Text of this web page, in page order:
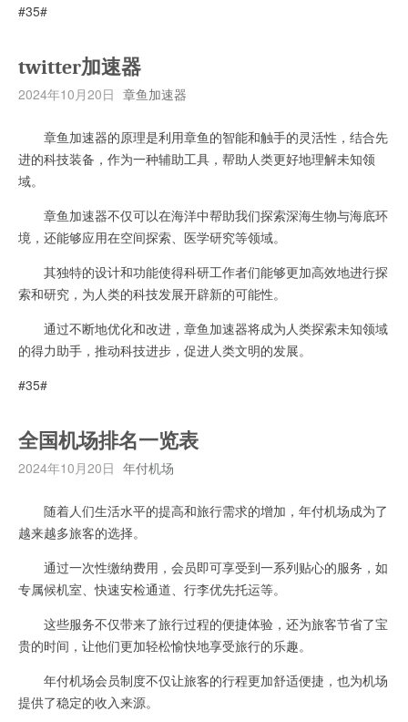
#35#
twitter加速器
2024年10月20日 章鱼加速器
章鱼加速器的原理是利用章鱼的智能和触手的灵活性，结合先
进的科技装备，作为一种辅助工具，帮助人类更好地理解未知领
域。
章鱼加速器不仅可以在海洋中帮助我们探索深海生物与海底环
境，还能够应用在空间探索、医学研究等领域。
其独特的设计和功能使得科研工作者们能够更加高效地进行探
索和研究，为人类的科技发展开辟新的可能性。
通过不断地优化和改进，章鱼加速器将成为人类探索未知领域
的得力助手，推动科技进步，促进人类文明的发展。
#35#
全国机场排名一览表
2024年10月20日 年付机场
随着人们生活水平的提高和旅行需求的增加，年付机场成为了
越来越多旅客的选择。
通过一次性缴纳费用，会员即可享受到一系列贴心的服务，如
专属候机室、快速安检通道、行李优先托运等。
这些服务不仅带来了旅行过程的便捷体验，还为旅客节省了宝
贵的时间，让他们更加轻松愉快地享受旅行的乐趣。
年付机场会员制度不仅让旅客的行程更加舒适便捷，也为机场
提供了稳定的收入来源。